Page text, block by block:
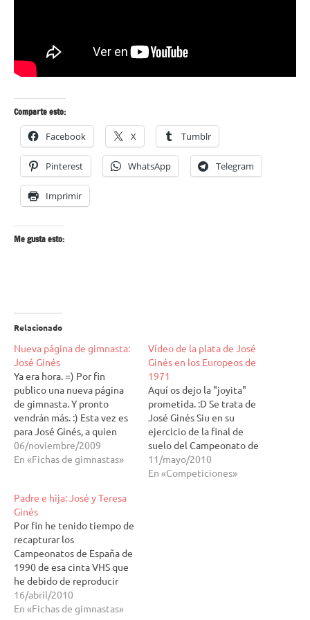
Comparte esto:
Facebook X Tumblr
Pinterest WhatsApp Telegram
Imprimir
Me gusta esto:
Relacionado
Nueva página de gimnasta:
José Ginés
Ya era hora. =) Por fin
publico una nueva página
de gimnasta. Y pronto
vendrán más. :) Esta vez es
para José Ginés, a quien
tuve el placer de conocer
durante el pasado
España Mapfre de
trampolín en Pontevedra.
José Ginés fue…
06/noviembre/2009
En «Fichas de gimnastas»
Vídeo de la plata de José
Ginés en los Europeos de
1971
Aquí os dejo la "joyita"
prometida. :D Se trata de
José Ginés Siu en su
ejercicio de la final de
suelo del Campeonato de
Europa celebrado en el
Palacio de Deportes de
11/mayo/2010
En «Competiciones»
Padre e hija: José y Teresa
Ginés
Por fin he tenido tiempo de
recapturar los
Campeonatos de España de
1990 de esa cinta VHS que
he debido de reproducir
unos 2 millones de veces y
cuya copia en formato
16/abril/2010
En «Fichas de gimnastas»